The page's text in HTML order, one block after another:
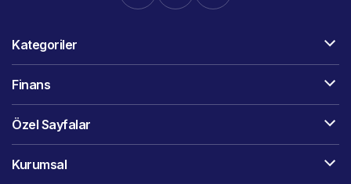
Kategoriler
Finans
Özel Sayfalar
Kurumsal